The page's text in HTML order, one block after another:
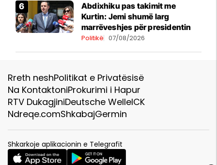
Abdixhiku pas takimit me
Kurtin: Jemi shumë larg
marrëveshjes për presidentin
Politikë 07/08/2026
Rreth neshPolitikat e Privatësisë
Na KontaktoniProkurimi i Hapur
RTV DukagjiniDeutsche WelleICK
Ndreqe.comShkabajGermin
Shkarkoje aplikacionin e Telegrafit